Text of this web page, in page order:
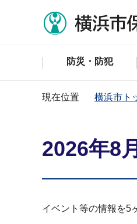
防災・防犯
現在位置 横浜市ト
2026年8
イベント等の情報を5